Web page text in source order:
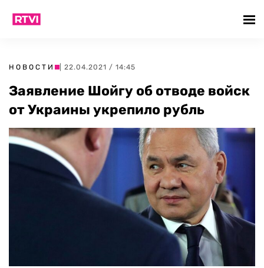
НОВОСТИ | 22.04.2021 / 14:45
Заявление Шойгу об отводе войск
от Украины укрепило рубль